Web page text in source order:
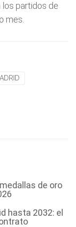
los partidos de
mes.
de oro
hasta 2032: el